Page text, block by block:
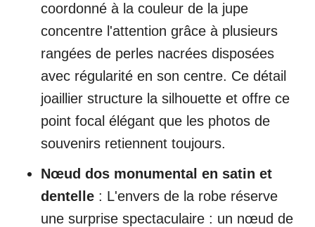
coordonné à la couleur de la jupe
concentre l'attention grâce à plusieurs
rangées de perles nacrées disposées
avec régularité en son centre. Ce détail
joaillier structure la silhouette et offre ce
point focal élégant que les photos de
souvenirs retiennent toujours.
Nœud dos monumental en satin et
dentelle : L'envers de la robe réserve
une surprise spectaculaire : un nœud de